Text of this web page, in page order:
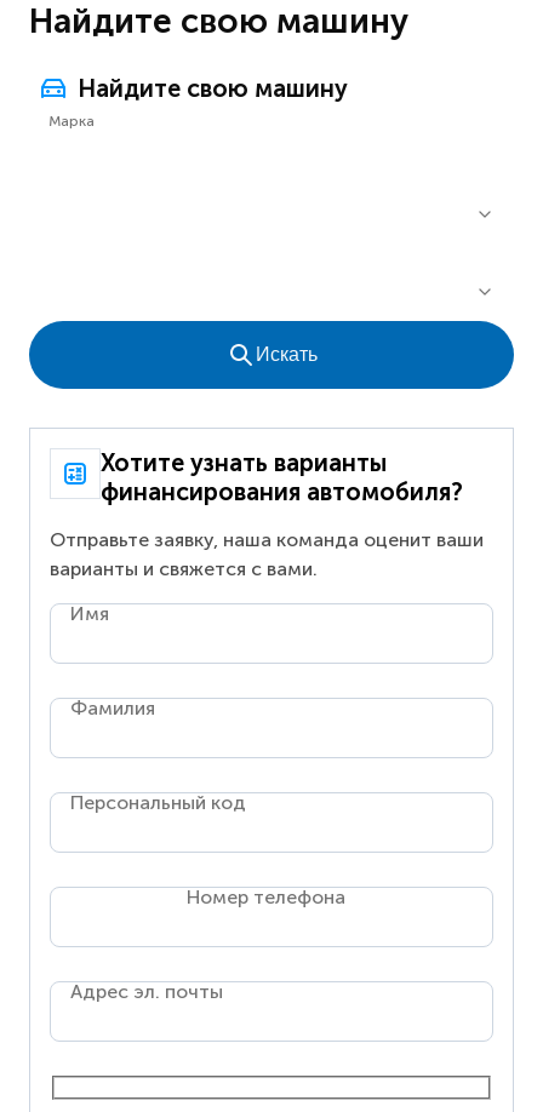
Найдите свою машину
Найдите свою машину
Марка
Искать
Хотите узнать варианты
финансирования автомобиля?
Отправьте заявку, наша команда оценит ваши
варианты и свяжется с вами.
Имя
Фамилия
Персональный код
Номер телефона
Адрес эл. почты